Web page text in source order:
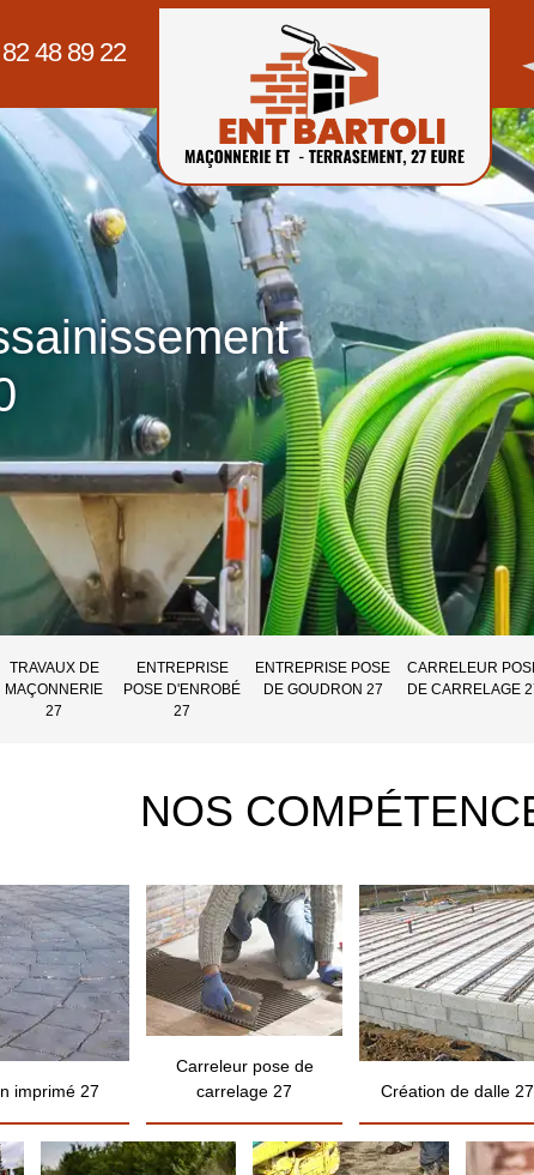
48 89 22
TRAVAUX DE
MAÇONNERIE
27
ENTREPRISE
POSE D'ENROBÉ
27
ENTREPRISE POSE
DE GOUDRON 27
CARRELEUR
DE CARRELAGE
NOS
imprimé 27
Carreleur pose de
carrelage 27
Création de dalle 27